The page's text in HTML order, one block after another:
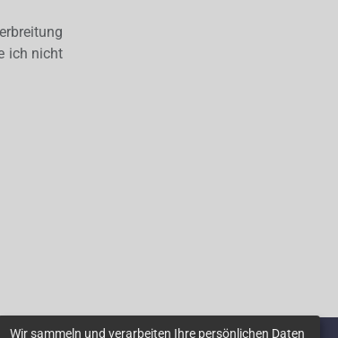
ich nicht
Wir sammeln und verarbeiten Ihre persönlichen Daten